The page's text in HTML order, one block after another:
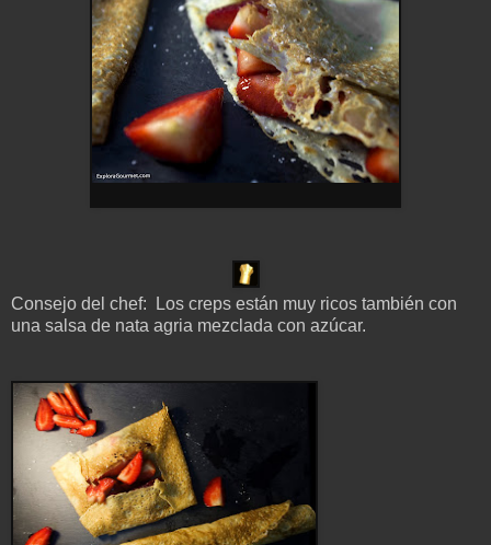
Consejo del chef: Los creps están muy ricos también con
una salsa de nata agria mezclada con azúcar.